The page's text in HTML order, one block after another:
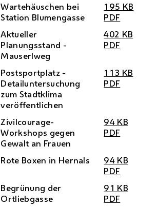
Wartehäuschen bei
Station Blumengasse
195 KB
PDF
Aktueller
Planungsstand -
Mauserlweg
402 KB
PDF
Postsportplatz -
Detailuntersuchung
zum Stadtklima
veröffentlichen
113 KB
PDF
Zivilcourage-
Workshops gegen
Gewalt an Frauen
94 KB
PDF
Rote Boxen in Hernals 94 KB
PDF
Begrünung der
Ortliebgasse
91 KB
PDF